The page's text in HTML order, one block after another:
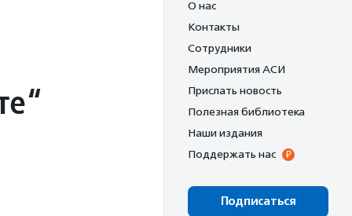
О нас
Контакты
Сотрудники
Мероприятия АСИ
Прислать новость
Полезная библиотека
Наши издания
Поддержать нас
Подписаться